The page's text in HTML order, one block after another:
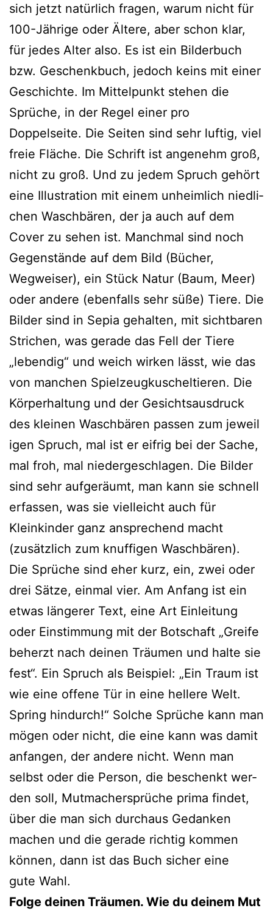
sich jetzt natür­lich fra­gen, war­um nicht für
100-Jährige oder Ältere, aber schon klar,
für jedes Alter also. Es ist ein Bilderbuch
bzw. Geschenkbuch, jedoch keins mit einer
Geschichte. Im Mittelpunkt ste­hen die
Sprüche, in der Regel einer pro
Doppelseite. Die Seiten sind sehr luf­tig, viel
freie Fläche. Die Schrift ist ange­nehm groß,
nicht zu groß. Und zu jedem Spruch gehört
eine Illustration mit einem unheim­lich nied­li­
chen Waschbären, der ja auch auf dem
Cover zu sehen ist. Manchmal sind noch
Gegenstände auf dem Bild (Bücher,
Wegweiser), ein Stück Natur (Baum, Meer)
oder ande­re (eben­falls sehr süße) Tiere. Die
Bilder sind in Sepia gehal­ten, mit sicht­ba­ren
Strichen, was gera­de das Fell der Tiere
„leben­dig“ und weich wir­ken lässt, wie das
von man­chen Spielzeugkuscheltieren. Die
Körperhaltung und der Gesichtsausdruck
des klei­nen Waschbären pas­sen zum jewei­l
i­gen Spruch, mal ist er eif­rig bei der Sache,
mal froh, mal nie­der­ge­schla­gen. Die Bilder
sind sehr auf­ge­räumt, man kann sie schnell
erfas­sen, was sie viel­leicht auch für
Kleinkinder ganz anspre­chend macht
(zusätz­lich zum knuf­fi­gen Waschbären).
Die Sprüche sind eher kurz, ein, zwei oder
drei Sätze, ein­mal vier. Am Anfang ist ein
etwas län­ge­rer Text, eine Art Einleitung
oder Einstimmung mit der Botschaft „Greife
beherzt nach dei­nen Träumen und hal­te sie
fest“. Ein Spruch als Beispiel: „Ein Traum ist
wie eine offe­ne Tür in eine hel­le­re Welt.
Spring hin­durch!“ Solche Sprüche kann man
mögen oder nicht, die eine kann was damit
anfan­gen, der ande­re nicht. Wenn man
selbst oder die Person, die beschenkt wer­
den soll, Mutmachersprüche pri­ma fin­det,
über die man sich durch­aus Gedanken
machen und die gera­de rich­tig kom­men
kön­nen, dann ist das Buch sicher eine
gute Wahl.
Folge dei­nen Träumen. Wie du dei­nem Mut